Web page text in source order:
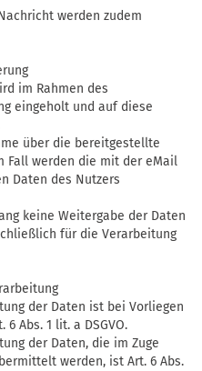
werden zudem
im Rahmen des
eingeholt und auf diese
über die bereitgestellte
Fall werden die mit der eMail
Daten des Nutzers
keine Weitergabe der Daten
für die Verarbeitung
der Daten ist bei Vorliegen
Abs. 1 lit. a DSGVO.
der Daten, die im Zuge
werden, ist Art. 6 Abs.